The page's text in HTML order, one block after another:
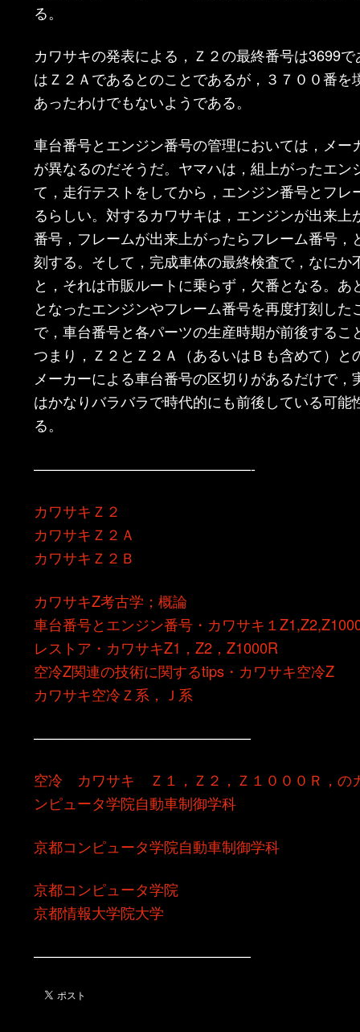
る。
カワサキの発表による，Ｚ２の最終番号は3699
はＺ２Ａであるとのことであるが，３７００番を
あったわけでもないようである。
車台番号とエンジン番号の管理においては，メー
が異なるのだそうだ。ヤマハは，組上がったエン
て，走行テストをしてから，エンジン番号とフレ
るらしい。対するカワサキは，エンジンが出来上
番号，フレームが出来上がったらフレーム番号，
刻する。そして，完成車体の最終検査で，なにか
と，それは市販ルートに乗らず，欠番となる。あ
となったエンジンやフレーム番号を再度打刻した
で，車台番号と各パーツの生産時期が前後するこ
つまり，Ｚ２とＺ２Ａ（あるいはＢも含めて）と
メーカーによる車台番号の区切りがあるだけで，
はかなりバラバラで時代的にも前後している可能
る。
———————————————-
カワサキＺ２
カワサキＺ２Ａ
カワサキＺ２Ｂ
カワサキZ考古学；概論
車台番号とエンジン番号・カワサキ１
レストア・カワサキZ1，Z2，Z1000R
空冷Z関連の技術に関するtips・カワサキ空冷Z
カワサキ空冷Ｚ系，Ｊ系
———————————————
空冷 カワサキ Ｚ１，Ｚ２，Ｚ１０００Ｒ，の
ンピュータ学院自動車制御学科
京都コンピュータ学院自動車制御学科
京都コンピュータ学院
京都情報大学院大学
———————————————